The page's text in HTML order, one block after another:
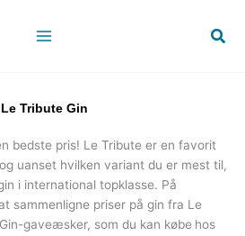
Søg
Le Tribute Gin
bedste pris! Le Tribute er en favorit
uanset hvilken variant du er mest til,
i international topklasse. På
sammenligne priser på gin fra Le
gaveæsker, som du kan købe hos